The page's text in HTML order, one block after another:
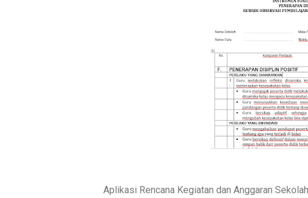
Aplikasi Rencana Kegiatan dan Anggaran